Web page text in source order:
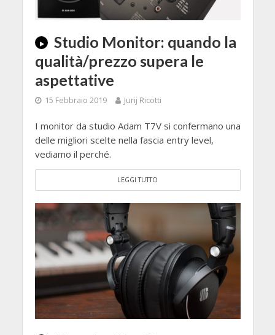
Studio Monitor: quando la
qualità/prezzo supera le
aspettative
15 Febbraio 2019 Jurij Ricotti
I monitor da studio Adam T7V si confermano una
delle migliori scelte nella fascia entry level,
vediamo il perché.
LEGGI TUTTO